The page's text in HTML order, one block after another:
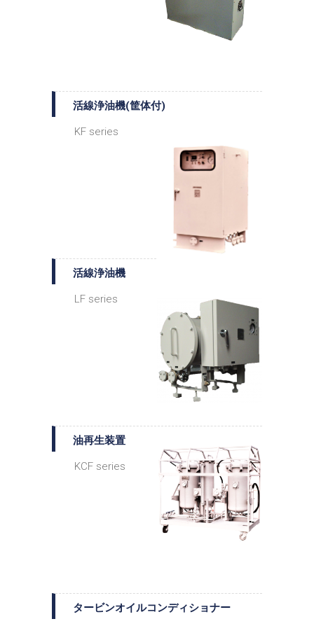
活線浄油機(筐体付)
KF series
活線浄油機
LF series
油再生装置
KCF series
タービンオイルコンディショナー